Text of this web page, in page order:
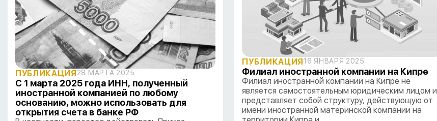
ПУБЛИКАЦИЯ28 МАРТА 2025
С 1 марта 2025 года ИНН, полученный
иностранной компанией по любому
основанию, можно использовать для
открытия счета в банке РФ
ПУБЛИКАЦИЯ16 ЯНВАРЯ 2025
Филиал иностранной компании на Кипре
Филиал иностранной компании на Кипре не
является самостоятельным юридическим лицом и
представляет собой структуру, действующую от
имени иностранной материнской компании на